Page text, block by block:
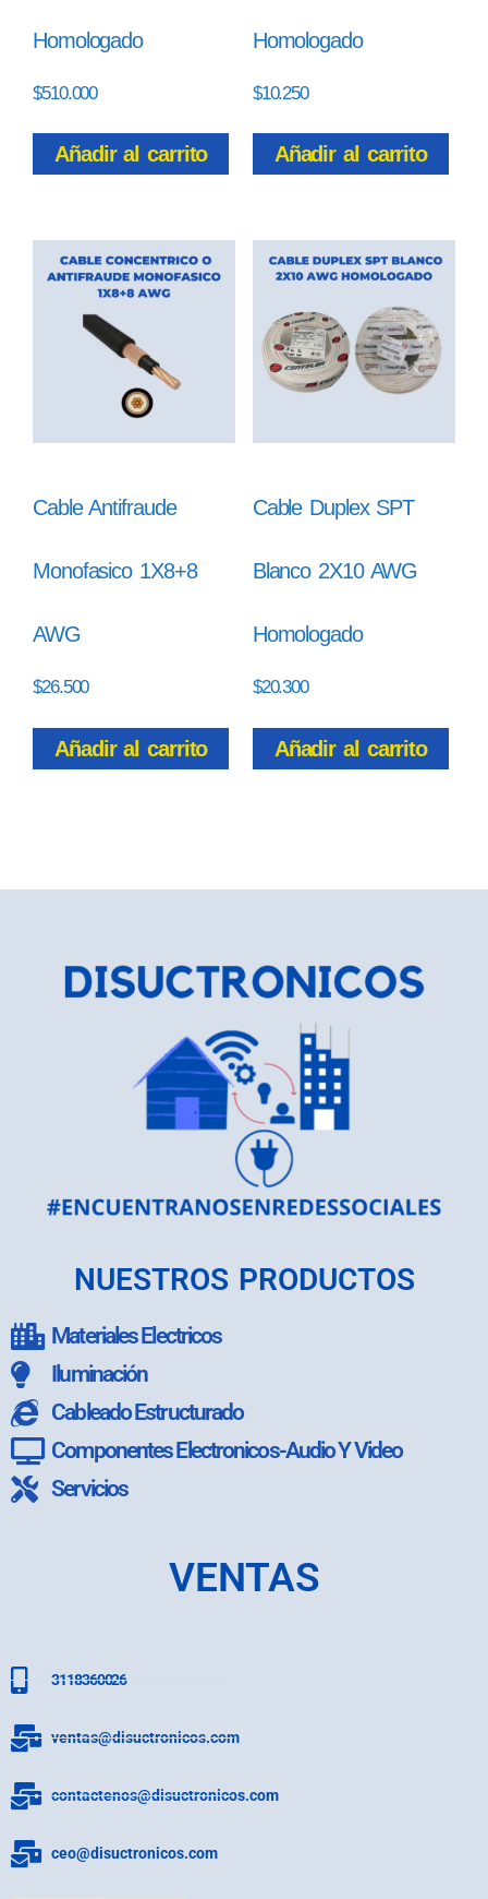
Homologado
$510.000
Añadir al carrito
Homologado
$10.250
Añadir al carrito
Cable Antifraude
Monofasico 1X8+8
AWG
$26.500
Añadir al carrito
Cable Duplex SPT
Blanco 2X10 AWG
Homologado
$20.300
Añadir al carrito
NUESTROS PRODUCTOS
Materiales Electricos
Iluminación
Cableado Estructurado
Componentes Electronicos-Audio Y Video
Servicios
VENTAS
3118360026
ventas@disuctronicos.com
contactenos@disuctronicos.com
ceo@disuctronicos.com